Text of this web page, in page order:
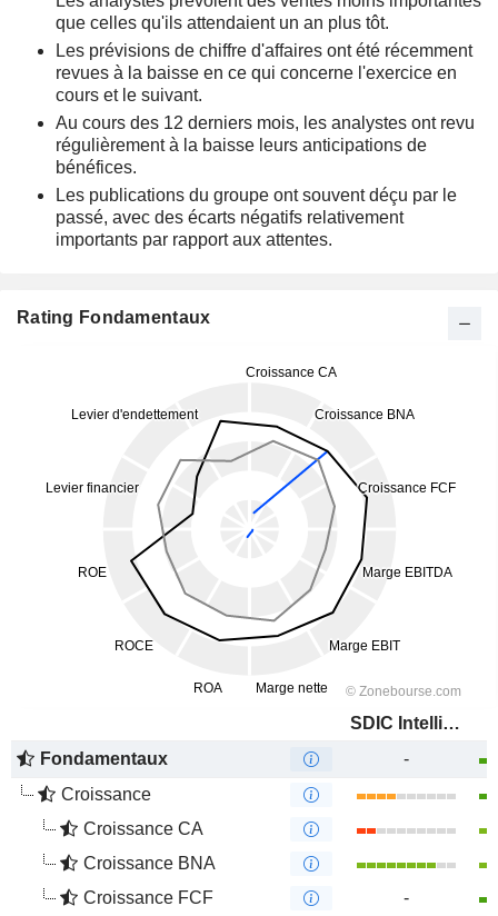
que celles qu'ils attendaient un an plus tôt.
Les prévisions de chiffre d'affaires ont été récemment
revues à la baisse en ce qui concerne l'exercice en
cours et le suivant.
Au cours des 12 derniers mois, les analystes ont revu
régulièrement à la baisse leurs anticipations de
bénéfices.
Les publications du groupe ont souvent déçu par le
passé, avec des écarts négatifs relativement
importants par rapport aux attentes.
Rating Fondamentaux
SDIC Intelligence Information Technology Co., Ltd.
Fondamentaux
-
Croissance
Croissance CA
Croissance BNA
Croissance FCF
-